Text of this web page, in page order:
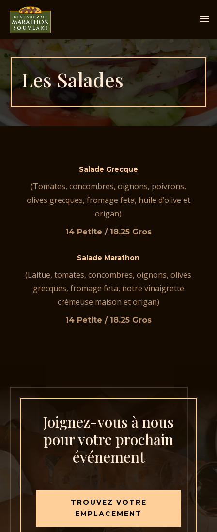
Les Salades
Salade Grecque
(Tomates, concombres, oignons, poivrons,
olives grecques, fromage feta, huile d’olive et
origan)
14 Petite / 18.25 Gros
Salade Marathon
(Laitue, tomates, concombres, oignons, olives
grecques, fromage feta, notre vinaigrette
crémeuse maison et origan)
14 Petite / 18.25 Gros
Joignez-vous à nous
pour votre prochain
événement
TROUVEZ VOTRE
EMPLACEMENT